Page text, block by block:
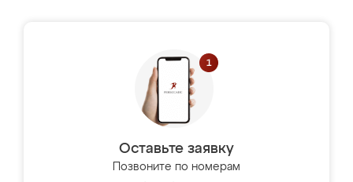
Оставьте заявку
Позвоните по номерам